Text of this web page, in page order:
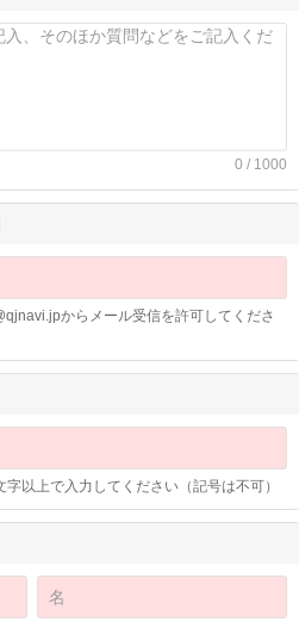
0 / 1000
からメール受信を許可してくださ
以上で入力してください（記号は不可）